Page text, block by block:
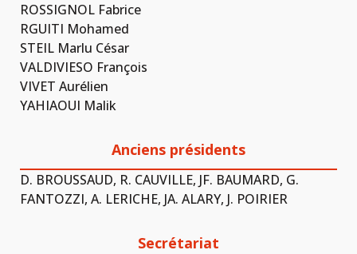
ROSSIGNOL Fabrice
RGUITI Mohamed
STEIL Marlu César
VALDIVIESO François
VIVET Aurélien
YAHIAOUI Malik
Anciens présidents
D. BROUSSAUD, R. CAUVILLE, JF. BAUMARD, G.
FANTOZZI, A. LERICHE, JA. ALARY, J. POIRIER
Secrétariat